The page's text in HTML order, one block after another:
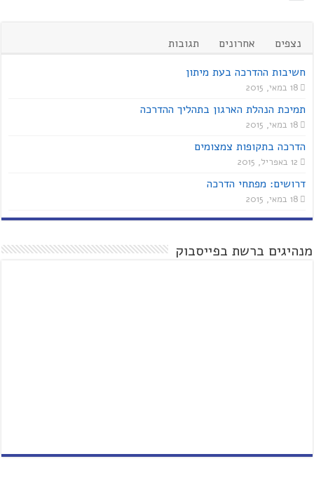
נצפים אחרונים
תגובות
חשיבות ההדרכה בעת מיתון
18 במאי, 2015
תמיכת הנהלת הארגון בתהליך ההדרכה
18 במאי, 2015
הדרכה בתקופות צמצומים
12 באפריל, 2015
דרושים: מפתחי הדרכה
18 במאי, 2015
מנהיגים ברשת בפייסבוק